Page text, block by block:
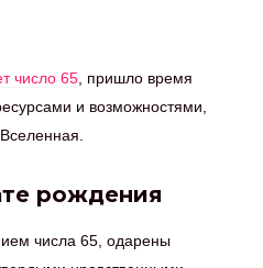
число 65 , пришло время
и возможностями,
рождения
числа 65, одарены